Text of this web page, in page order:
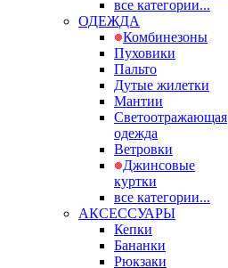
все категории...
ОДЕЖДА
Комбинезоны
Пуховики
Пальто
Дутые жилетки
Мантии
Светоотражающая
одежда
Ветровки
Джинсовые
куртки
все категории...
АКСЕССУАРЫ
Кепки
Бананки
Рюкзаки